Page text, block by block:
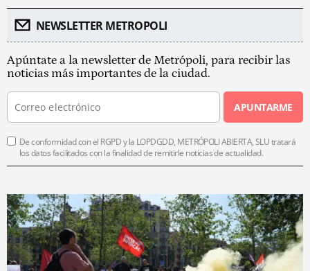
NEWSLETTER METROPOLI
Apúntate a la newsletter de Metrópoli, para recibir las
noticias más importantes de la ciudad.
APUNTARME
De conformidad con el RGPD y la LOPDGDD, METRÓPOLI ABIERTA, SLU tratará
los datos facilitados con la finalidad de remitirle noticias de actualidad.